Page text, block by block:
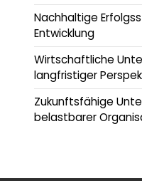
Nachhaltige
Entwicklung
Wirtschaftliche
langfristiger
Zukunftsfähige
belastbarer